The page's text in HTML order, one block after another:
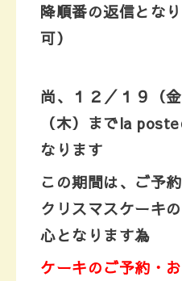
降順番の返信となり
可）
尚、１２／１９（
（木）までla poste
なります
この期間は、ご予
クリスマスケーキ
心となります為
ケーキのご予約・